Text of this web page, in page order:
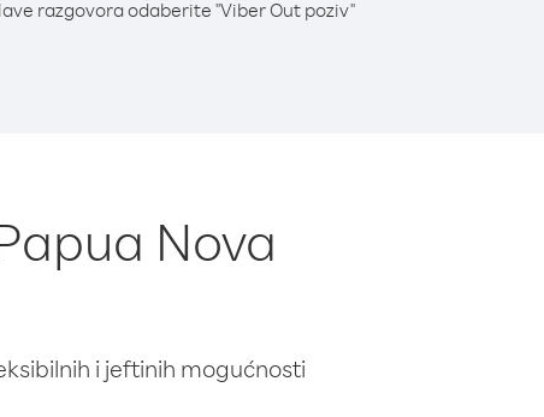
razgovora odaberite "Viber Out poziv"
Nova
i jeftinih mogućnosti